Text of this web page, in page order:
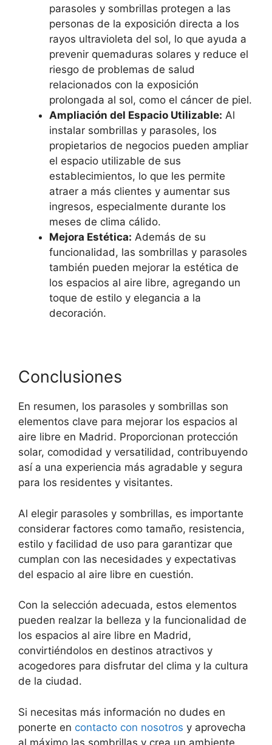
parasoles y sombrillas protegen a las
personas de la exposición directa a los
rayos ultravioleta del sol, lo que ayuda a
prevenir quemaduras solares y reduce el
riesgo de problemas de salud
relacionados con la exposición
prolongada al sol, como el cáncer de piel.
Ampliación del Espacio Utilizable: Al
instalar sombrillas y parasoles, los
propietarios de negocios pueden ampliar
el espacio utilizable de sus
establecimientos, lo que les permite
atraer a más clientes y aumentar sus
ingresos, especialmente durante los
meses de clima cálido.
Mejora Estética: Además de su
funcionalidad, las sombrillas y parasoles
también pueden mejorar la estética de
los espacios al aire libre, agregando un
toque de estilo y elegancia a la
decoración.
Conclusiones
En resumen, los parasoles y sombrillas son
elementos clave para mejorar los espacios al
aire libre en Madrid. Proporcionan protección
solar, comodidad y versatilidad, contribuyendo
así a una experiencia más agradable y segura
para los residentes y visitantes.
Al elegir parasoles y sombrillas, es importante
considerar factores como tamaño, resistencia,
estilo y facilidad de uso para garantizar que
cumplan con las necesidades y expectativas
del espacio al aire libre en cuestión.
Con la selección adecuada, estos elementos
pueden realzar la belleza y la funcionalidad de
los espacios al aire libre en Madrid,
convirtiéndolos en destinos atractivos y
acogedores para disfrutar del clima y la cultura
de la ciudad.
Si necesitas más información no dudes en
ponerte en contacto con nosotros y aprovecha
al máximo las sombrillas y crea un ambiente